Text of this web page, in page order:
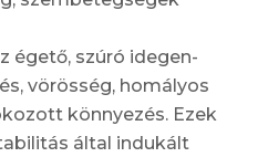
égető, szúró idegen-
vörösség, homályos
könnyezés. Ezek
által indukált